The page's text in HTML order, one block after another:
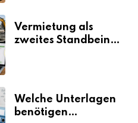
Vermietung als
zweites Standbein:
Umsätze machen
Welche Unterlagen
benötigen